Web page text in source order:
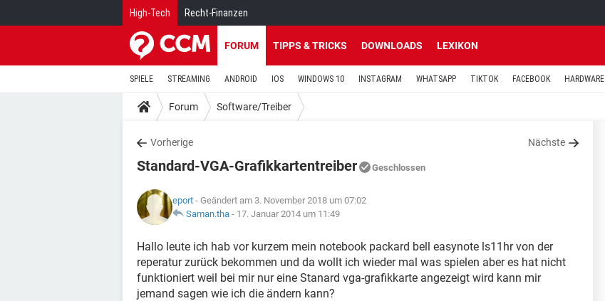
High-Tech Recht-Finanzen
FORUM TIPPS & TRICKS DOWNLOADS LEXIKON
SPIELE STREAMING ANDROID IOS WINDOWS 10 INSTAGRAM WHATSAPP TIKTOK FACEBOOK HARDWARE
Forum Software/Treiber
Vorherige Nächste
Standard-VGA-Grafikkartentreiber Geschlossen
eport - Geändert am 3. November 2018 um 07:02
Saman.tha - 17. Januar 2014 um 11:49
Hallo leute ich hab vor kurzem mein notebook packard bell easynote ls11hr von der
reperatur zurück bekommen und da wollt ich wieder mal was spielen aber es hat nicht
funktioniert weil bei mir nur eine Stanard vga-grafikkarte angezeigt wird kann mir
jemand sagen wie ich die ändern kann?